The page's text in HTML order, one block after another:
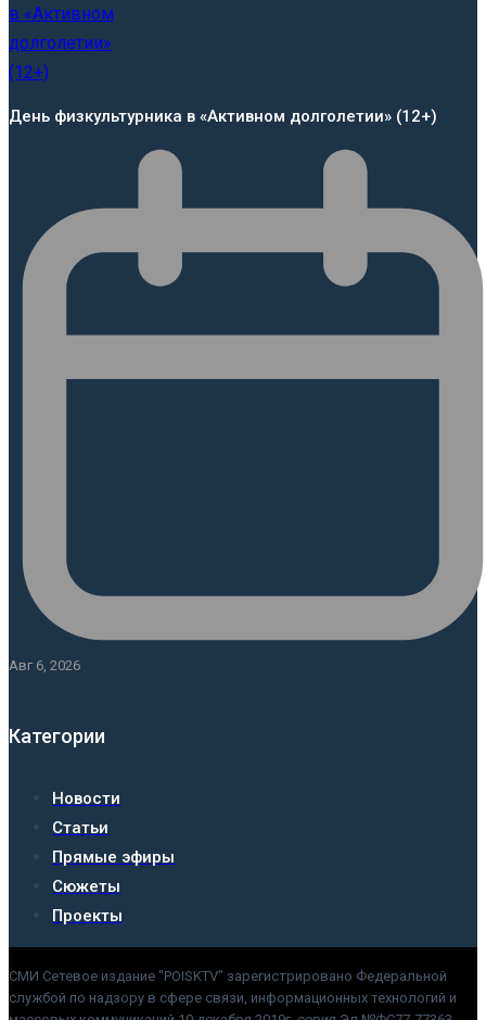
День физкультурника в «Активном долголетии» (12+)
Авг 6, 2026
Категории
Новости
Статьи
Прямые эфиры
Сюжеты
Проекты
СМИ Сетевое издание "POISKTV" зарегистрировано Федеральной
службой по надзору в сфере связи, информационных технологий и